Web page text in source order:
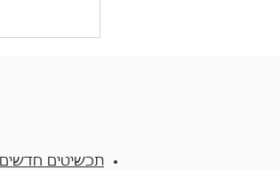
תכשיטים חדשים